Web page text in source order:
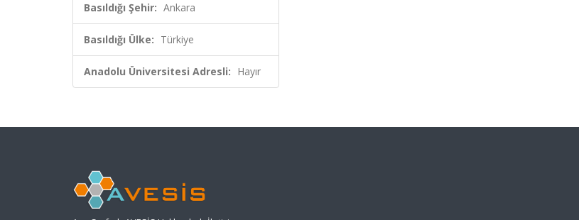
Basıldığı Şehir: Ankara
Basıldığı Ülke: Türkiye
Anadolu Üniversitesi Adresli: Hayır